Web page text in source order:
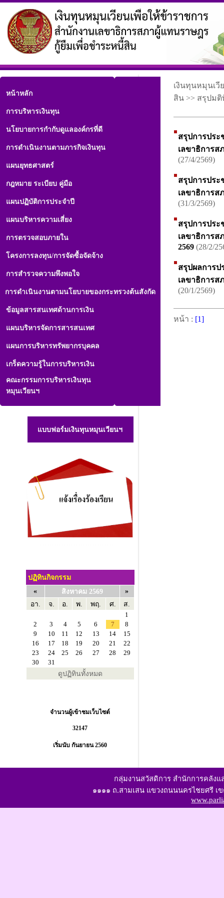
หน้าหลัก
การบริหารเงินทุน
นโยบายการกำกับดูแลองค์กรที่ดี
การดำเนินงานตามภารกิจเงินทุน
แผนยุทธศาสตร์
กฎหมาย ระเบียบ คู่มือ
แผนปฏิบัติการประจำปี
แผนบริหารความเสี่ยง
การตรวจสอบภายใน
โครงการลงทุน/การจัดซื้อจัดจ้าง
การสำรวจความพึงพอใจ
การดำเนินงานตามนโยบายของกระทรวงต้นสังกัด
ข้อมูลสารสนเทศด้านการเงิน
แผนบริหารจัดการสารสนเทศ
แผนการบริหารทรัพยากรบุคคล
เกร็ดความรู้ในการบริหารเงิน
คณะกรรมการบริหารเงินทุน
หมุนเวียนฯ
แบบฟอร์มเงินทุนหมุนเวียนฯ
ปฏิทินกิจกรรม
«
สิงหาคม 2569
»
อา.
จ. อ. พ. พฤ. ศ.
ส.
1
2
3 4 5 6 7
8
9
10 11 12 13 14
15
16
17 18 19 20 21
22
23
24 25 26 27 28
29
30
31
ดูปฏิทินทั้งหมด
จำนวนผู้เข้าชมเว็บไซต์
32147
เริ่มนับ กันยายน 2560
เงินทุนหมุนเ
สิน >> สรุปม
สรุปการปร
เลขาธิการส
(27/4/2569)
สรุปการปร
เลขาธิการส
(31/3/2569)
สรุปการปร
เลขาธิการส
2569 (28/2/
สรุปผลการ
เลขาธิการส
(20/1/2569)
หน้า : [1]
กลุ่มงานสวัสดิการ สำนักการคลัง
๑๑๑๑ ถ.สามเสน แขวงถนนนครไชยศรี